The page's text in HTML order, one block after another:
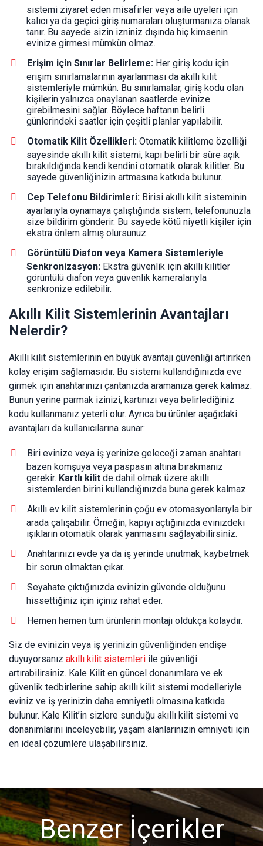
sistemi ziyaret eden misafirler veya aile üyeleri için
kalıcı ya da geçici giriş numaraları oluşturmanıza olanak
tanır. Bu sayede sizin izniniz dışında hiç kimsenin
evinize girmesi mümkün olmaz.
Erişim için Sınırlar Belirleme: Her giriş kodu için
erişim sınırlamalarının ayarlanması da akıllı kilit
sistemleriyle mümkün. Bu sınırlamalar, giriş kodu olan
kişilerin yalnızca onaylanan saatlerde evinize
girebilmesini sağlar. Böylece haftanın belirli
günlerindeki saatler için çeşitli planlar yapılabilir.
Otomatik Kilit Özellikleri: Otomatik kilitleme özelliği
sayesinde akıllı kilit sistemi, kapı belirli bir süre açık
bırakıldığında kendi kendini otomatik olarak kilitler. Bu
sayede güvenliğinizin artmasına katkıda bulunur.
Cep Telefonu Bildirimleri: Birisi akıllı kilit sisteminin
ayarlarıyla oynamaya çalıştığında sistem, telefonunuzla
size bildirim gönderir. Bu sayede kötü niyetli kişiler için
ekstra önlem almış olursunuz.
Görüntülü Diafon veya Kamera Sistemleriyle
Senkronizasyon: Ekstra güvenlik için akıllı kilitler
görüntülü diafon veya güvenlik kameralarıyla
senkronize edilebilir.
Akıllı Kilit Sistemlerinin Avantajları
Nelerdir?
Akıllı kilit sistemlerinin en büyük avantajı güvenliği artırırken
kolay erişim sağlamasıdır. Bu sistemi kullandığınızda eve
girmek için anahtarınızı çantanızda aramanıza gerek kalmaz.
Bunun yerine parmak izinizi, kartınızı veya belirlediğiniz
kodu kullanmanız yeterli olur. Ayrıca bu ürünler aşağıdaki
avantajları da kullanıcılarına sunar:
Biri evinize veya iş yerinize geleceği zaman anahtarı
bazen komşuya veya paspasın altına bırakmanız
gerekir. Kartlı kilit de dahil olmak üzere akıllı
sistemlerden birini kullandığınızda buna gerek kalmaz.
Akıllı ev kilit sistemlerinin çoğu ev otomasyonlarıyla bir
arada çalışabilir. Örneğin; kapıyı açtığınızda evinizdeki
ışıkların otomatik olarak yanmasını sağlayabilirsiniz.
Anahtarınızı evde ya da iş yerinde unutmak, kaybetmek
bir sorun olmaktan çıkar.
Seyahate çıktığınızda evinizin güvende olduğunu
hissettiğiniz için içiniz rahat eder.
Hemen hemen tüm ürünlerin montajı oldukça kolaydır.
Siz de evinizin veya iş yerinizin güvenliğinden endişe
duyuyorsanız akıllı kilit sistemleri ile güvenliği
artırabilirsiniz. Kale Kilit en güncel donanımlara ve ek
güvenlik tedbirlerine sahip akıllı kilit sistemi modelleriyle
eviniz ve iş yerinizin daha emniyetli olmasına katkıda
bulunur. Kale Kilit’in sizlere sunduğu akıllı kilit sistemi ve
donanımlarını inceleyebilir, yaşam alanlarınızın emniyeti için
en ideal çözümlere ulaşabilirsiniz.
Benzer İçerikler